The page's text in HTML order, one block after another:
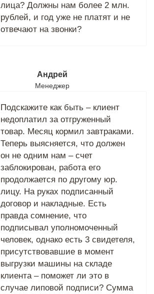
лица? Должны нам более 2 млн.
рублей, и год уже не платят и не
отвечают на звонки?
Андрей
Менеджер
Подскажите как быть – клиент
недоплатил за отгруженный
товар. Месяц кормил завтраками.
Теперь выясняется, что должен
он не одним нам – счет
заблокирован, работа его
продолжается по другому юр.
лицу. На руках подписанный
договор и накладные. Есть
правда сомнение, что
подписывал уполномоченный
человек, однако есть 3 свидетеля,
присутствовавшие в момент
выгрузки машины на складе
клиента – поможет ли это в
случае липовой подписи? Сумма